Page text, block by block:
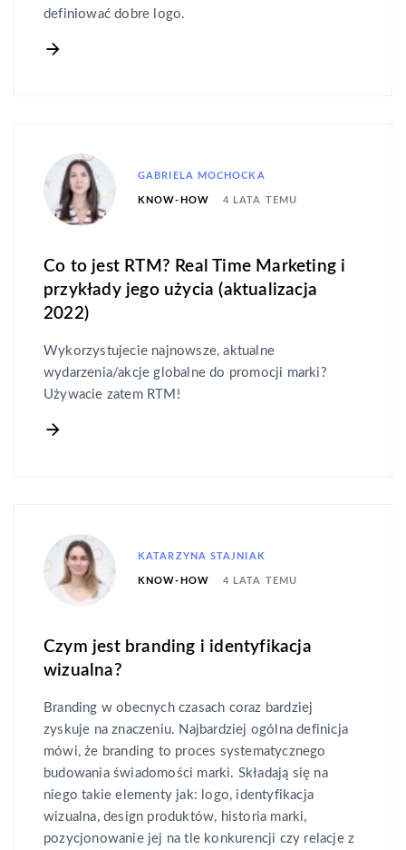
definiować dobre logo.
GABRIELA MOCHOCKA
KNOW-HOW 4 LATA TEMU
Co to jest RTM? Real Time Marketing i
przykłady jego użycia (aktualizacja
2022)
Wykorzystujecie najnowsze, aktualne
wydarzenia/akcje globalne do promocji marki?
Używacie zatem RTM!
KATARZYNA STAJNIAK
KNOW-HOW 4 LATA TEMU
Czym jest branding i identyfikacja
wizualna?
Branding w obecnych czasach coraz bardziej
zyskuje na znaczeniu. Najbardziej ogólna definicja
mówi, że branding to proces systematycznego
budowania świadomości marki. Składają się na
niego takie elementy jak: logo, identyfikacja
wizualna, design produktów, historia marki,
pozycjonowanie jej na tle konkurencji czy relacje z